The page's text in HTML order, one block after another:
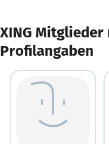
XING
Profilangaben